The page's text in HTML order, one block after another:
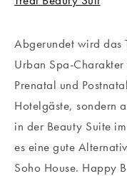
Abgerundet wird das
Urban Spa-
Prenatal und
Hotelgäste, sondern
in der Beauty Suite
es eine gute
Soho House. Happy